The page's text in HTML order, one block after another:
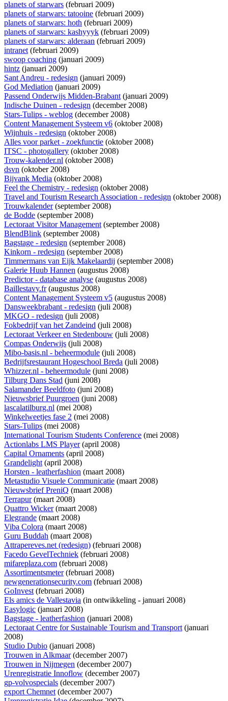
planets of starwars (februari 2009)
planets of starwars: tatooine (februari 2009)
planets of starwars: hoth (februari 2009)
planets of starwars: kashyyyk (februari 2009)
planets of starwars: alderaan (februari 2009)
intranet(februari 2009)
swoop coaching (januari 2009)
hintz (januari 2009)
Sant Andreu - redesign (januari 2009)
God Mediation (januari 2009)
Passend Onderwijs Midden-Brabant(januari 2009)
Indische Duinen - redesign (december 2008)
Stars-Tulips - weblog (december 2008)
Content Management Systeem v6 (oktober 2008)
Wijnhuis - redesign (oktober 2008)
Alles voor parket - zoekfunctie (oktober 2008)
ITSC - photogallery (oktober 2008)
Trouw-kalender.nl (oktober 2008)
dsvn (oktober 2008)
Bijvank Media (oktober 2008)
Feel the Chemistry - redesign (oktober 2008)
Travel and Tourism Research Association - redesign (oktober 2008)
Trouwkalender(september 2008)
de Bodde (september 2008)
Lectoraat Visitor Management(september 2008)
BlendBlink (september 2008)
Bagstage - redesign (september 2008)
Kinkorn - redesign (september 2008)
Timmermans van Eijk Makelaardij (september 2008)
Galerie Huub Hannen (augustus 2008)
Predictor - database analyse (augustus 2008)
Baillestavy.fr(augustus 2008)
Content Management Systeem v5 (augustus 2008)
Dansweekbrabant - redesign (juli 2008)
MKGO - redesign (juli 2008)
Fokbedrijf van het Zandeind (juli 2008)
Lectoraat Verkeer en Stedenbouw (juli 2008)
Compas Onderwijs (juli 2008)
Mibo-basis.nl - beheermodule (juli 2008)
Bedrijfsrestaurant Hogeschool Breda (juli 2008)
Whizzer.nl - beheermodule (juni 2008)
Tilburg Dans Stad (juni 2008)
Salamander Beeldfoto (juni 2008)
Nieuwsbrief Puurgroen (juni 2008)
lascalatilburg.nl (mei 2008)
Winkelweetjes fase 2 (mei 2008)
Stars-Tulips (mei 2008)
International Tourism Students Conference (mei 2008)
Actionlabs LMS Player(april 2008)
Capital Ornaments (april 2008)
Grandelight(april 2008)
Horsten - leatherfashion (maart 2008)
Metastudio Visuele Communicatie (maart 2008)
Nieuwsbrief PreniQ (maart 2008)
Terrapur(maart 2008)
Quattro Wicker(maart 2008)
Elegrande (maart 2008)
Viba Colora (maart 2008)
Guru Buddah (maart 2008)
Attrapereves.net (redesign) (februari 2008)
Facedo GevelTechniek (februari 2008)
mifareplaza.com (februari 2008)
Assortimentsmeter(februari 2008)
newgenerationsecurity.com (februari 2008)
GoInvest(februari 2008)
Els amics de Vallestavia (in ontwikkeling - januari 2008)
Easylogic (januari 2008)
Bagstage - leatherfashion (januari 2008)
Lectoraat Centre for Sustainable Tourism and Transport(januari
2008)
Studio Dubio (januari 2008)
Trouwen in Alkmaar(december 2007)
Trouwen in Nijmegen (december 2007)
Urenregistratie Innoflow (december 2007)
gp-volvospecials (december 2007)
export Chemnet(december 2007)